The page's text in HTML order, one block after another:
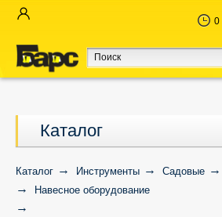
0
Каталог
Каталог Инструменты Садовые
Навесное оборудование